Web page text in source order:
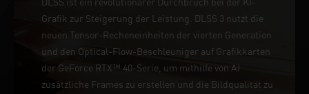
Grafik zur Steigerung der Leistung. DLSS 3 nutzt die
neuen Tensor-Recheneinheiten der vierten Generation
und den Optical-Flow-Beschleuniger auf Grafikkarten
der GeForce RTX™ 40-Serie, um mithilfe von AI
zusätzliche Frames zu erstellen und die Bildqualität zu